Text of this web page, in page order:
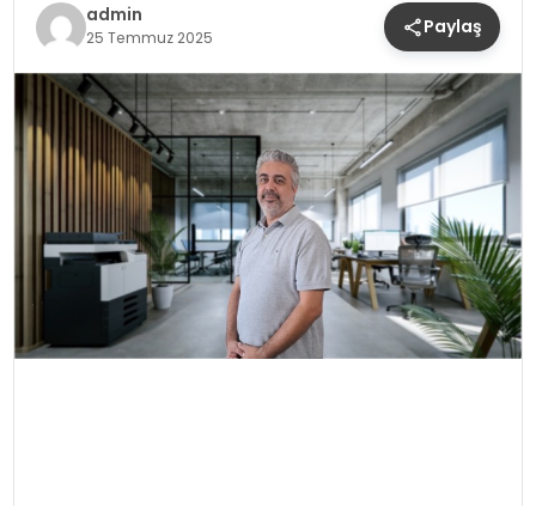
admin
25 Temmuz 2025 Paylaş